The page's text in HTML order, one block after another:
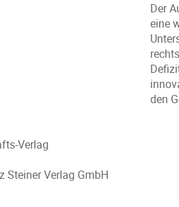
Der
eine
den
Verlag
Steiner Verlag GmbH